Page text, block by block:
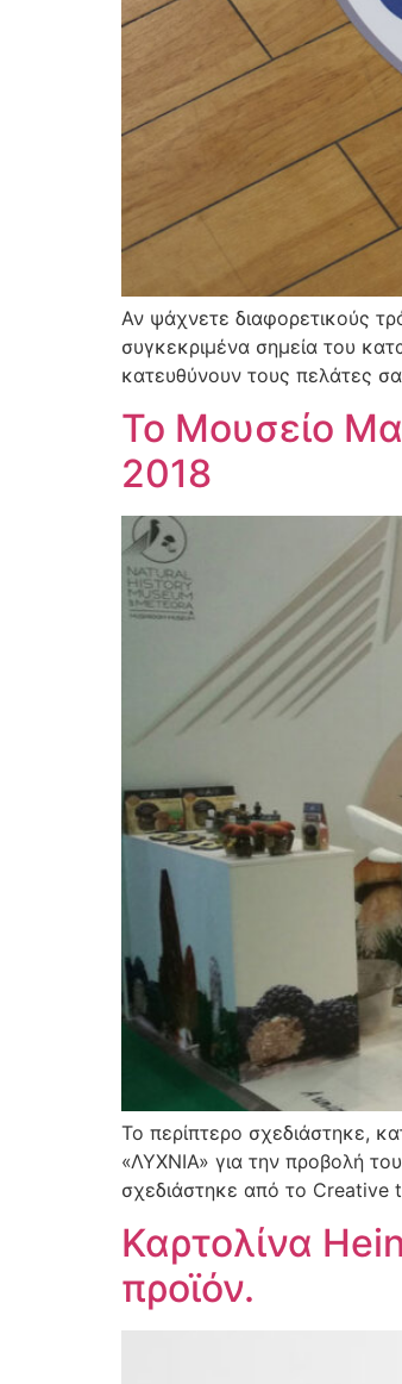
Αν ψάχνετε διαφορετικούς
συγκεκριμένα σημεία του
κατευθύνουν τους πελάτες
Το Μουσείο
2018
Το περίπτερο σχεδιάστηκε,
«ΛΥΧΝΙΑ» για την προβολή
σχεδιάστηκε από το Creative
Καρτολίνα
προϊόν.